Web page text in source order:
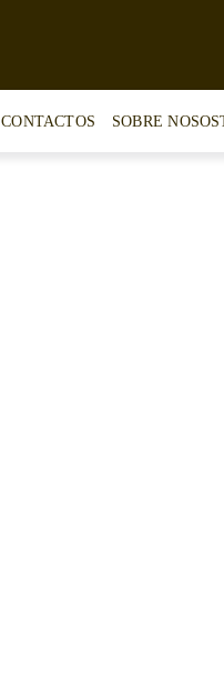
CONTACTOS SOBRE